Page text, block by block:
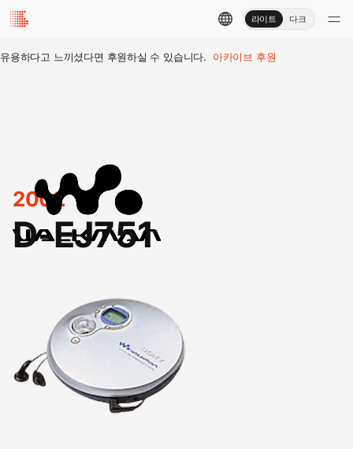
라이트 다크
유용하다고 느끼셨다면 후원하실 수 있습니다. 아카이브 후원
2002
D-EJ751